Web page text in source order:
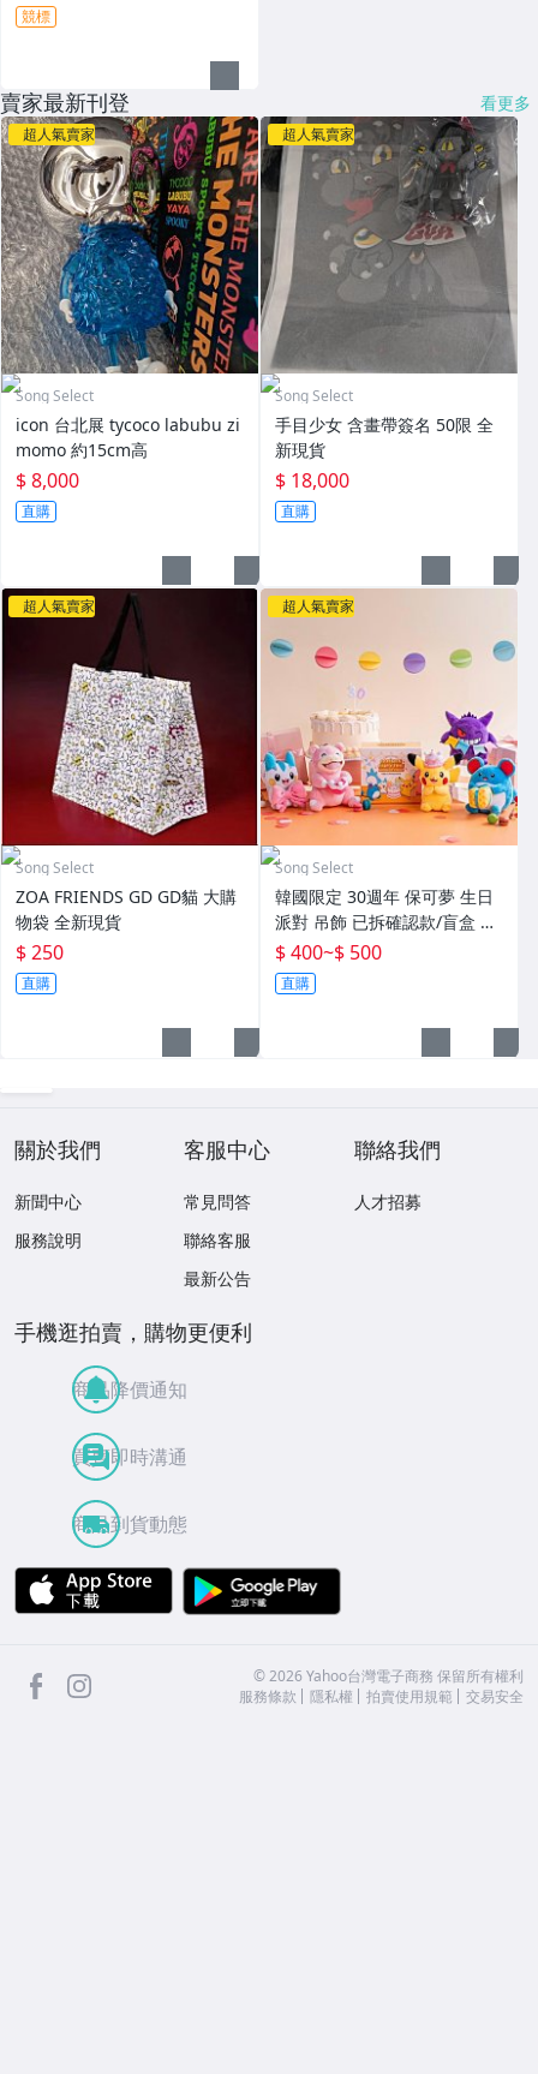
競標
賣家最新刊登 看更多
超人氣賣家
Song Select
icon 台北展 tycoco labubu zi
momo 約15cm高
$ 8,000
直購
超人氣賣家
Song Select
手目少女 含畫帶簽名 50限 全
新現貨
$ 18,000
直購
超人氣賣家
Song Select
ZOA FRIENDS GD GD貓 大購
物袋 全新現貨
$ 250
直購
超人氣賣家
Song Select
韓國限定 30週年 保可夢 生日
派對 吊飾 已拆確認款/盲盒 現
貨
$ 400~$ 500
直購
關於我們
新聞中心
服務說明
客服中心
常見問答
聯絡客服
最新公告
聯絡我們
人才招募
手機逛拍賣，購物更便利
商品降價通知
買賣即時溝通
商品到貨動態
APP Store
facebook ©2026 Yahoo台灣電子商務 保留所有權利
服務條款
隱私權 拍賣使用規範 交易安全